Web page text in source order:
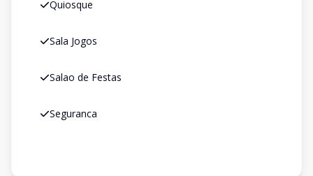
Quiosque
Sala Jogos
Salao de Festas
Seguranca